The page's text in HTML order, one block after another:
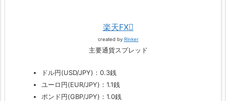
楽天FX
created by Rinker
主要通貨スプレッド
ドル円(USD/JPY)：0.3銭
ユーロ円(EUR/JPY)：1.1銭
ポンド円(GBP/JPY)：1.0銭